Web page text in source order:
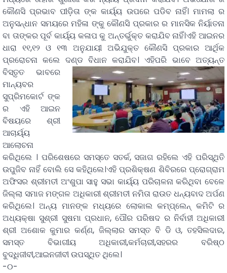
କୌଣସି ପ୍ରଭାବ ପୀଡ଼ିତା ଙ୍କ କାର୍ୟ୍ୟ ଉପରେ ପଡିବ ନାହିଁ। ମାମଲା ର
ଅନୁସନ୍ଧାନ ସମୟରେ ମହିଳା ଙ୍କୁ କୌଣସି ପ୍ରକାର ର ମାନସିକ ନିର୍ୟାତନା
ବା ତାଙ୍କର ପୂର୍ବ କାର୍ୟ୍ୟ କଳାପ କୁ ଅନ୍ତର୍ଭୁକ୍ତ କରାଯିବ ନାହିଁ।ଏହି ଆଇନର
ଧାରା ୧୧,୧୨ ଓ ୧୩ ଅନୁଯାୟୀ ଅଭିଯୁକ୍ତ କୌଣସି ପ୍ରକାର ଆର୍ଥିକ
ପ୍ରରୋଚନା କଲେ ଦଣ୍ଡ ବିଧାନ କରାଯିବ।ଏହିପରି ଭାବେ ଅତ୍ୟନ୍ତ
ବିସ୍ତୃତ ଭାବରେ
ମାନ୍ୟବର
ସୁପ୍ରିମକୋର୍ଟ ଙ୍କ
ର ଏହି ଆଇନ
ବିଷୟରେ ଶ୍ରୀ
ଆଚାର୍ୟ୍ୟ
ଆଲୋଚନା
କରିଥିଲେ । ପରିଶେଷରେ ସମସ୍ତେ ସତର୍କ, ସଜାଗ ରହିଲେ ଏହି ପରିସ୍ଥିତି
ଉପୁଜିବ ନାହିଁ ବୋଲି ସେ କହିଥିଲେ।ଏହି ପ୍ରଶିକ୍ଷଣ ଶିବିରରେ ପ୍ରୋଗ୍ରାମ
ଅଫିସର ଶ୍ରୀମତୀ ଅଂଶୁପା ସାହୁ ସଭା କାର୍ୟ୍ୟ ପରିଚାଳନା କରିଥିବା ବେଳେ
ଜିଲ୍ଲା ସମାଜ ମଙ୍ଗଳ ଅଧିକାରୀ ଶ୍ରୀମତୀ ନମିତା ରାଉତ ଧନ୍ୟବାଦ ଅର୍ପଣ
କରିଥିଲେ। ଅନ୍ୟ ମାନଙ୍କ ମଧ୍ୟରେ ଲୋକାଲ କମ୍ପ୍ଲେନ୍ କମିଟି ର
ଅଧ୍ୟକ୍ଷା ସୁଶ୍ରୀ ସୁଷମା ପ୍ରଧାନ, ପୌର ପରିଷଦ ର ନିର୍ବାହୀ ଅଧିକାରୀ
ଶ୍ରୀ ଅଶୋକ କୁମାର କର୍ଣ୍ଣ, ଜିଲ୍ଲାର ସମସ୍ତ ବି ଡି ଓ, ତହସିଲଦାର,
ସମସ୍ତ ବିଭାଗୀୟ ଅଧିକାରୀ,କର୍ମଚାରୀ,ସହରର ବରିଷ୍ଠ
ବୁଦ୍ଧିଜୀବୀ,ଆଇନଜୀବୀ ଉପସ୍ଥିତ ଥିଲେ।
-୦-